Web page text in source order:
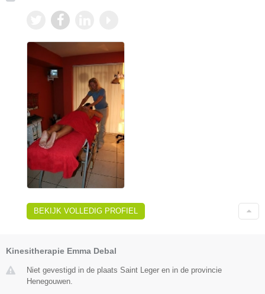
BEKIJK VOLLEDIG PROFIEL
Kinesitherapie Emma Debal
Niet gevestigd in de plaats Saint Leger en in de provincie
Henegouwen.